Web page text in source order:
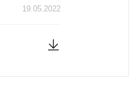
19.05.2022